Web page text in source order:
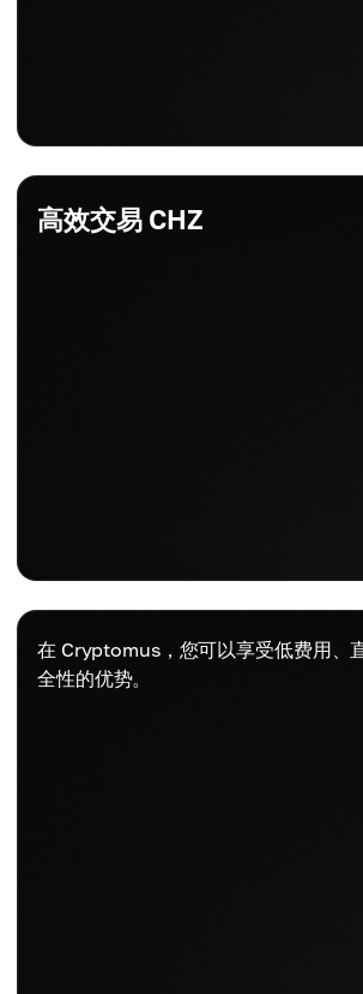
高效交易 CHZ
在 Cryptomus，您可以享受低费用、
全性的优势。